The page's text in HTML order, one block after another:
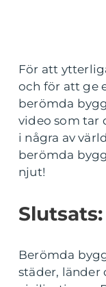
För att
och för att ge
berömda
video som tar
i några av
berömda
njut!
Slutsats:
Berömda
städer, länder